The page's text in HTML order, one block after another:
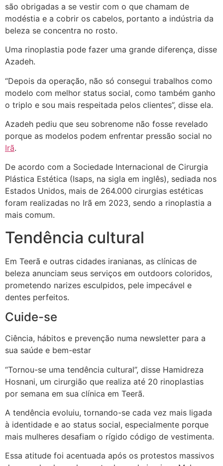
são obrigadas a se vestir com o que chamam de
modéstia e a cobrir os cabelos, portanto a indústria da
beleza se concentra no rosto.
Uma rinoplastia pode fazer uma grande diferença, disse
Azadeh.
“Depois da operação, não só consegui trabalhos como
modelo com melhor status social, como também ganho
o triplo e sou mais respeitada pelos clientes”, disse ela.
Azadeh pediu que seu sobrenome não fosse revelado
porque as modelos podem enfrentar pressão social no
Irã.
De acordo com a Sociedade Internacional de Cirurgia
Plástica Estética (Isaps, na sigla em inglês), sediada nos
Estados Unidos, mais de 264.000 cirurgias estéticas
foram realizadas no Irã em 2023, sendo a rinoplastia a
mais comum.
Tendência cultural
Em Teerã e outras cidades iranianas, as clínicas de
beleza anunciam seus serviços em outdoors coloridos,
prometendo narizes esculpidos, pele impecável e
dentes perfeitos.
Cuide-se
Ciência, hábitos e prevenção numa newsletter para a
sua saúde e bem-estar
“Tornou-se uma tendência cultural”, disse Hamidreza
Hosnani, um cirurgião que realiza até 20 rinoplastias
por semana em sua clínica em Teerã.
A tendência evoluiu, tornando-se cada vez mais ligada
à identidade e ao status social, especialmente porque
mais mulheres desafiam o rígido código de vestimenta.
Essa atitude foi acentuada após os protestos massivos